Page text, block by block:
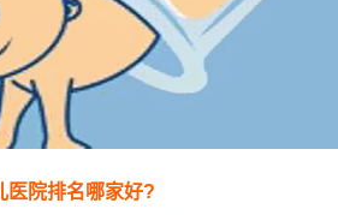
医院排名哪家好?